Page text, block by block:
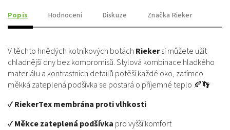
Popis Hodnocení Diskuze Značka Rieker
V těchto hnědých kotníkových botách Riekersi můžete užít
chladnější dny bez kompromisů. Stylová kombinace hladkého
materiálu a kontrastních detailů potěší každé oko, zatímco
měkká zateplená podšívka se postará o příjemné teplo 🍂👣
✔RiekerTex membrána proti vlhkosti
✔Měkce zateplená podšívka pro vyšší komfort